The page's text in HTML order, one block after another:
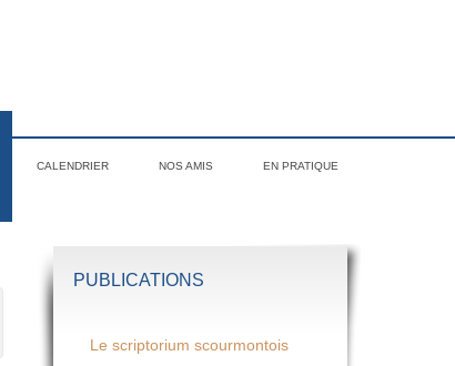
CALENDRIER NOS AMIS EN PRATIQUE
PUBLICATIONS
Le scriptorium scourmontois